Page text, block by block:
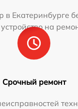
в Екатеринбурге
на
Срочный ремонт